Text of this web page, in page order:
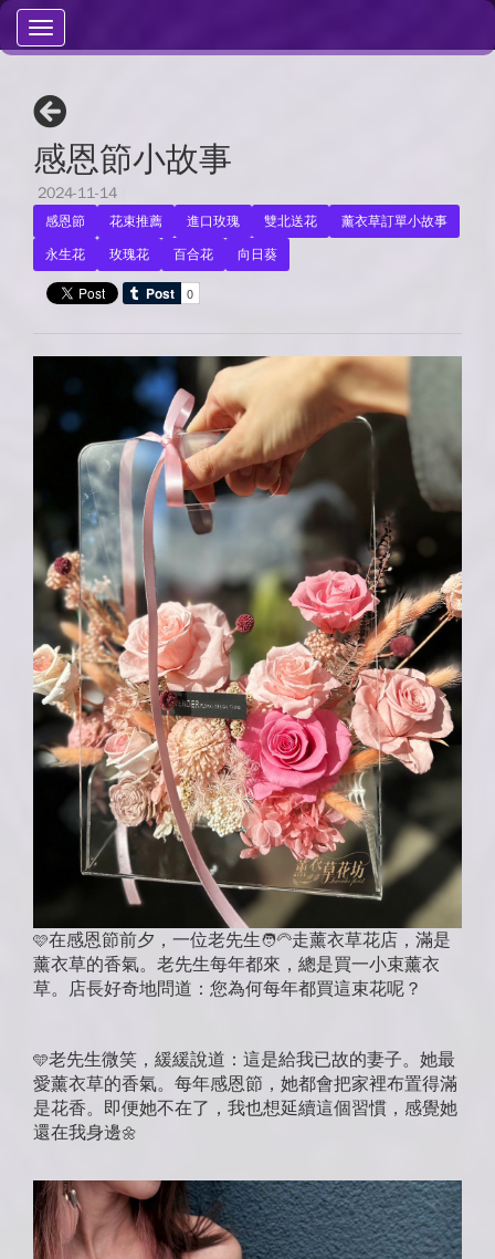
Toggle
navigation
感恩節小故事
2024-11-14
感恩節 花束推薦 進口玫瑰 雙北送花
薰衣草訂單小故事
永生花
玫瑰花 百合花 向日葵
🩷在感恩節前夕，一位老先生🧑‍🦳走薰衣草花店，滿是
薰衣草的香氣。老先生每年都來，總是買一小束薰衣
草。店長好奇地問道：您為何每年都買這束花呢？
🩵老先生微笑，緩緩說道：這是給我已故的妻子。她最
愛薰衣草的香氣。每年感恩節，她都會把家裡布置得滿
是花香。即便她不在了，我也想延續這個習慣，感覺她
還在我身邊🌼